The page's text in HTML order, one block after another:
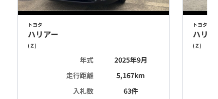
トヨタ
ハリアー
( Ｚ)
年式
2025年9月
走行距離
5,167km
入札数
63件
トヨタ
ハリア
( Ｚ)